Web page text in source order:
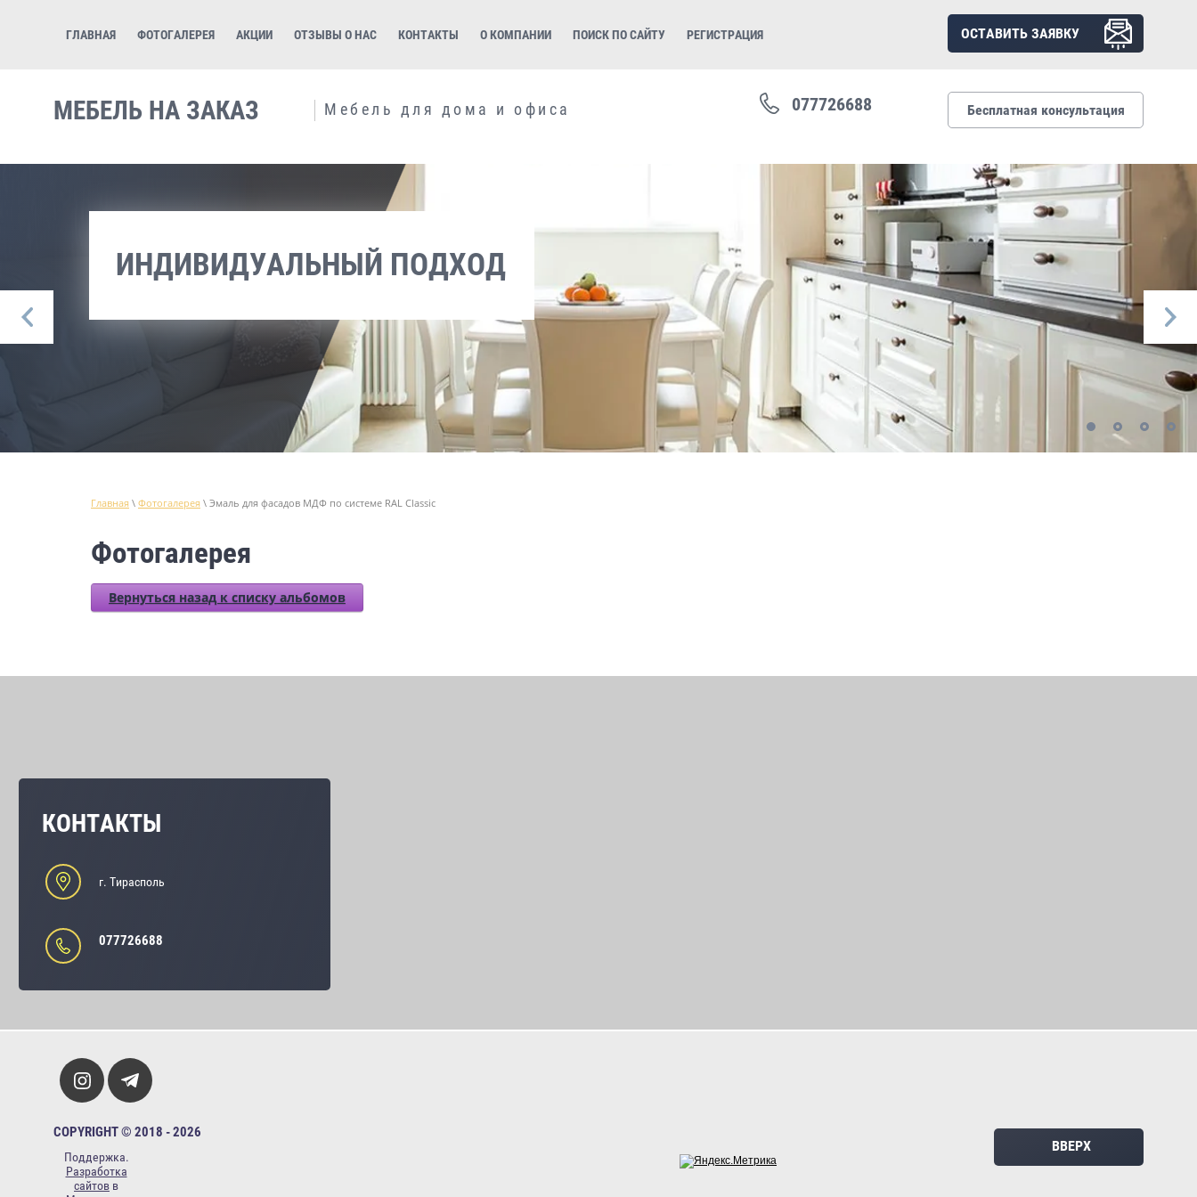
ГЛАВНАЯ ФОТОГАЛЕРЕЯ АКЦИИ ОТЗЫВЫ О НАС КОНТАКТЫ О КОМПАНИИ ПОИСК ПО САЙТУ РЕГИСТРАЦИЯ ОСТАВИТЬ ЗАЯВКУ
МЕБЕЛЬ НА ЗАКАЗ Мебель для дома и офиса 077726688 Бесплатная консультация
ИНДИВИДУАЛЬНЫЙ ПОДХОД
Главная \ Фотогалерея \ Эмаль для фасадов МДФ по системе RAL Classic
Фотогалерея
Вернуться назад к списку альбомов
КОНТАКТЫ
г. Тирасполь
077726688
COPYRIGHT © 2018 - 2026
Поддержка.
Разработка
сайтов в
ВВЕРХ